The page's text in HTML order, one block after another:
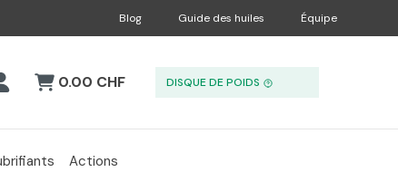
Blog Guide des huiles Équipe
0.00 CHF DISQUE DE POIDS
Actions